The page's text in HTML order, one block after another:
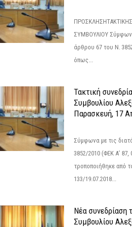
ΣΥΜΒΟΥΛΙΟΥ
άρθρου 67 του Ν.
όπως...
Τακτική
Συμβουλίου
Παρασκευή, 17
Σύμφωνα με τις
3852/2010 (ΦΕΚ Α’ 87,
τροποποιήθηκε από
133/19.07.2018...
Νέα συνεδρίαση
Συμβουλίου